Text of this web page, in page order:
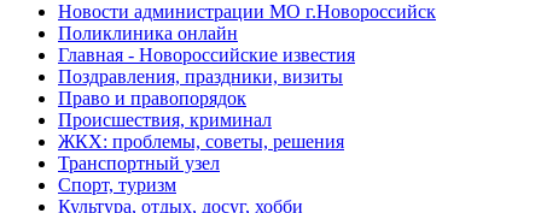
Новости администрации МО г.Новороссийск
Поликлиника онлайн
Главная - Новороссийские известия
Поздравления, праздники, визиты
Право и правопорядок
Происшествия, криминал
ЖКХ: проблемы, советы, решения
Транспортный узел
Спорт, туризм
Культура, отдых, досуг, хобби